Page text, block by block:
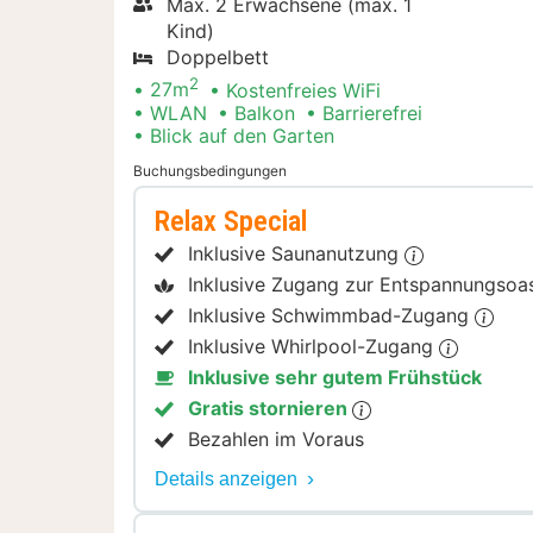
Max. 2 Erwachsene (max. 1
Kind)
Doppelbett
27m2
Kostenfreies WiFi
WLAN
Balkon
Barrierefrei
Blick auf den Garten
Buchungsbedingungen
Relax Special
Inklusive Saunanutzung
Inklusive Zugang zur
Inklusive Schwimmbad-Zugang
Inklusive Whirlpool-Zugang
Inklusive sehr gutem Frühstück
Gratis stornieren
Bezahlen im Voraus
Details anzeigen